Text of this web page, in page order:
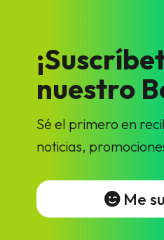
nuestro
Sé el primero en
noticias,
Me